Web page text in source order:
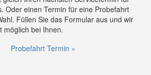
Oder einen Termin für eine Probefahrt
Füllen Sie das Formular aus und wir
möglich bei Ihnen.
Probefahrt Termin »